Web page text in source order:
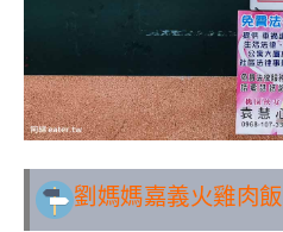
劉媽媽嘉義火雞肉飯